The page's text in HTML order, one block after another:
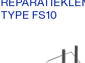
TYPE FS10